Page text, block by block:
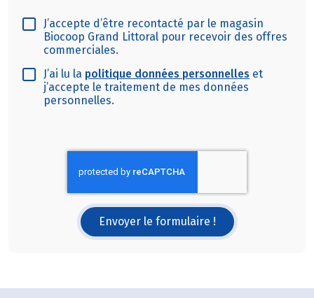
J’accepte d’être recontacté par le magasin
Biocoop Grand Littoral pour recevoir des offres
commerciales.
J’ai lu la politique données personnelles et
j’accepte le traitement de mes données
personnelles.
Envoyer le formulaire !